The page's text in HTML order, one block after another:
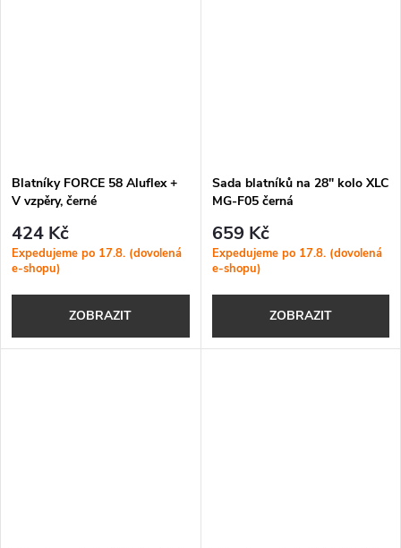
Blatníky FORCE 58 Aluflex +
V vzpěry, černé
424 Kč
Expedujeme po 17.8. (dovolená
e-shopu)
ZOBRAZIT
Sada blatníků na 28" kolo XLC
MG-F05 černá
659 Kč
Expedujeme po 17.8. (dovolená
e-shopu)
ZOBRAZIT